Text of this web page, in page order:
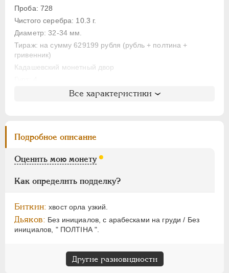
Проба: 728
Чистого серебра: 10.3 г.
Диаметр: 32-34 мм.
Тираж: на сумму 629199 рубля (рубль + полтина +
гривенник)
Кадашевский монетный двор
Литература и редкость
Уздеников: 0584
Дьяков ЗС: 847 (R1)
Семёнов
Гиль
Все характеристики
Подробное описание
Оценить мою монету
Как определить подделку?
Биткин: хвост орла узкий.
Дьяков: Без инициалов, с арабесками на груди / Без
инициалов, " ПОЛТIНА ".
Другие разновидности
ПЕТР III
ЕКАТЕРИНА II
ПАВЕЛ I 1796-1801
АЛЕКСАНДР I
НИКОЛАЙ I 1826-1855
1881-1894
ИНОСТРАННЫЕ